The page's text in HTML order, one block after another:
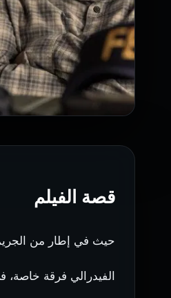
قصة الفيلم
حيث في إطار من
الفيدرالي فرقة